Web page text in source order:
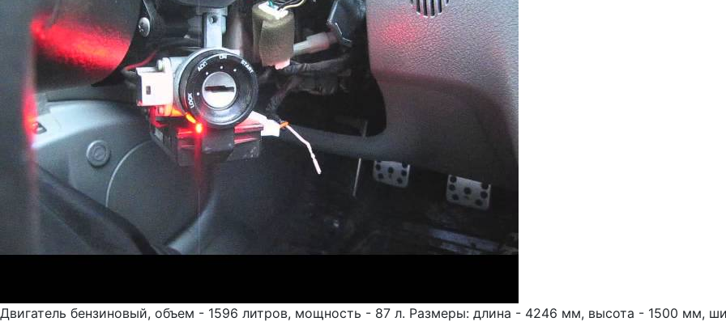
Двигатель бензиновый, объем - 1596 литров, мощность - 87 л. Размеры: длина - 4246 мм, высота - 1500 мм,